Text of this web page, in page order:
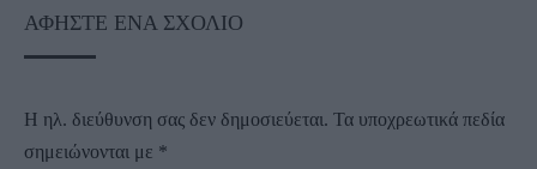
ΑΦΉΣΤΕ ΈΝΑ ΣΧΌΛΙΟ
Η ηλ. διεύθυνση σας δεν δημοσιεύεται. Τα υποχρεωτικά πεδία
σημειώνονται με *